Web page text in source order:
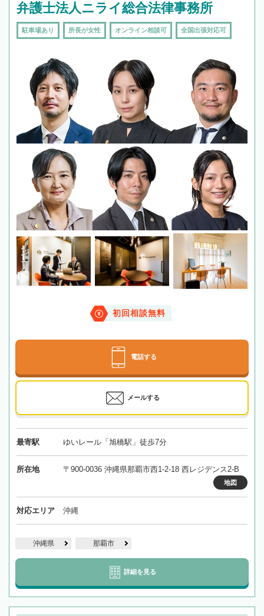
弁護士法人ニライ総合法律事務所
駐車場あり 所長が女性 オンライン相談可 全国出張対応可
初回相談無料
電話する
メールする
最寄駅 ゆいレール「旭橋駅」徒歩7分
所在地 〒900-0036 沖縄県那覇市西1-2-18 西レジデンス2-B
地図
対応エリア 沖縄
沖縄県 那覇市
詳細を見る